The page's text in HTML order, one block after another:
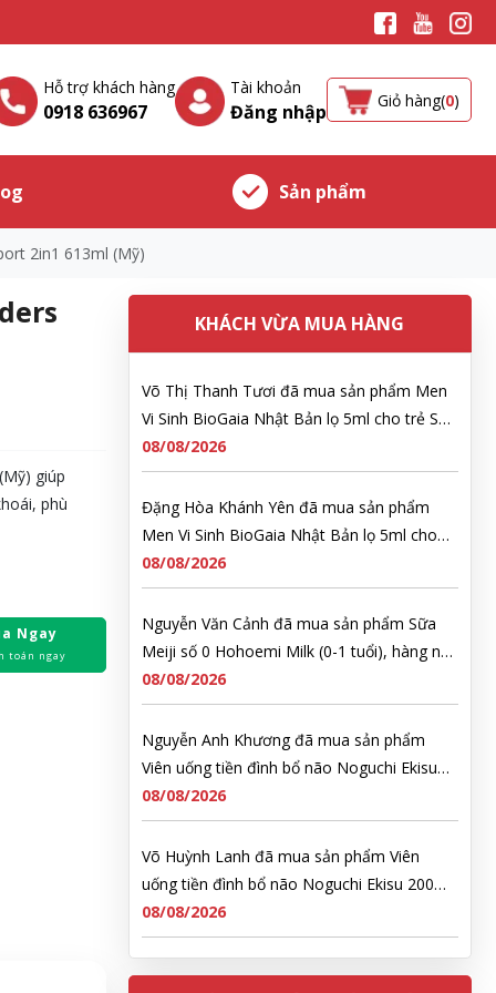
Hỗ trợ khách hàng
0918 636967
Tài khoản
Đăng nhập Giỏ hàng(0)
Sản phẩm
2in1 613ml (Mỹ)
giúp
phù
Ngay
toán ngay
KHÁCH VỪA MUA HÀNG
Lê Công Hoàng Huy đã mua sản phẩm Viên
Viên
08/08/2026
Hoàng Nhật Nam đã mua sản phẩm Sữa
tắm Pigeon Baby Soap dạng túi 400ml Nhật
tắm Pigeon Baby Soap dạng túi 400ml Nhật
08/08/2026
Võ Thị Thanh Tươi đã mua sản phẩm Men
Vi Sinh BioGaia Nhật Bản lọ 5ml cho trẻ Sơ
Sinh
08/08/2026
Đặng Hòa Khánh Yên đã mua sản phẩm
Men Vi Sinh BioGaia Nhật Bản lọ 5ml cho
trẻ Sơ Sinh
08/08/2026
Nguyễn Văn Cảnh đã mua sản phẩm Sữa
Meiji số 0 Hohoemi Milk (0-1 tuổi), hàng nội
địa Nhật (hộp thiếc 800g)
08/08/2026
Nguyễn Anh Khương đã mua sản phẩm
Viên uống tiền đình bổ não Noguchi Ekisu
200 Viên
08/08/2026
Võ Huỳnh Lanh đã mua sản phẩm Viên
uống tiền đình bổ não Noguchi Ekisu 200
Viên
08/08/2026
Thạch Quốc Lâm đã mua sản phẩm Sữa